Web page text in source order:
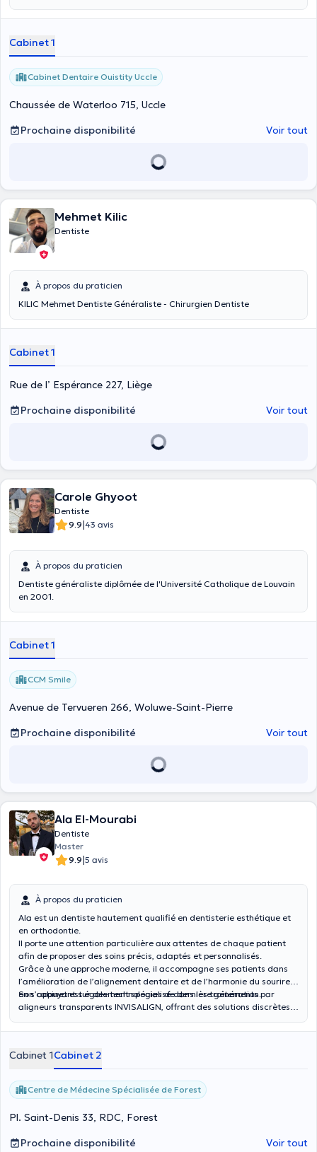
Cabinet 1
Cabinet Dentaire Ouistity Uccle
Chaussée de Waterloo 715, Uccle
Prochaine disponibilité
Voir tout
Mehmet Kilic
Dentiste
À propos du praticien
KILIC Mehmet Dentiste Généraliste - Chirurgien Dentiste
Cabinet 1
Rue de l’ Espérance 227, Liège
Prochaine disponibilité
Voir tout
Carole Ghyoot
Dentiste
9.9|43 avis
À propos du praticien
Dentiste généraliste diplômée de l'Université Catholique de Louvain
en 2001.
Cabinet 1
CCM Smile
Avenue de Tervueren 266, Woluwe-Saint-Pierre
Prochaine disponibilité
Voir tout
Ala El-Mourabi
Dentiste
Master
9.9|5 avis
À propos du praticien
Ala est un dentiste hautement qualifié en dentisterie esthétique et
en orthodontie.
Il porte une attention particulière aux attentes de chaque patient
afin de proposer des soins précis, adaptés et personnalisés.
Grâce à une approche moderne, il accompagne ses patients dans
l’amélioration de l’alignement dentaire et de l’harmonie du sourire,
en s’appuyant sur des technologies de dernière génération.
Son cabinet est également spécialisé dans les traitements par
aligneurs transparents INVISALIGN, offrant des solutions discrètes,
Cabinet 1Cabinet 2
Centre de Médecine Spécialisée de Forest
Pl. Saint-Denis 33, RDC, Forest
Prochaine disponibilité
Voir tout